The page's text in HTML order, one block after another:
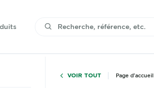
VOIR TOUT Page d'accueil